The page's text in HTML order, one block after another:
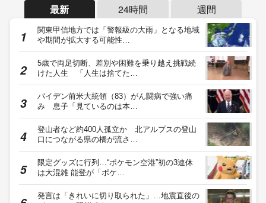
最新 24時間 週間
関東甲信地方では「警報級の大雨」となる地域
や期間が拡大する可能性…
5歳で両足切断、差別や困難を乗り越え挑戦続
けた人生 「人生は捨てた…
バイデン前米大統領（83）がん闘病で強い痛
み 息子「見ているのは本…
登山者など約400人孤立か 北アルプスの登山
口につながる県の橋が流さ…
限定グッズに行列…“ポケモン空港”初の3連休
は大混雑 能登が「ポケ…
発言は「きれいに切り取られた」…地震直後の